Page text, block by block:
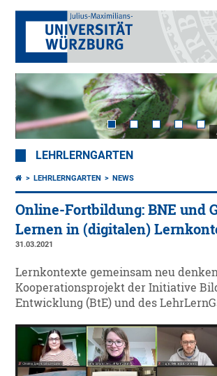
LEHRLERNGARTEN
LEHRLERNGARTEN NEWS
Online-Fortbildung: BNE und
Lernen in (digitalen)
31.03.2021
Lernkontexte gemeinsam neu
Kooperationsprojekt der Initiative
Entwicklung (BtE) und des